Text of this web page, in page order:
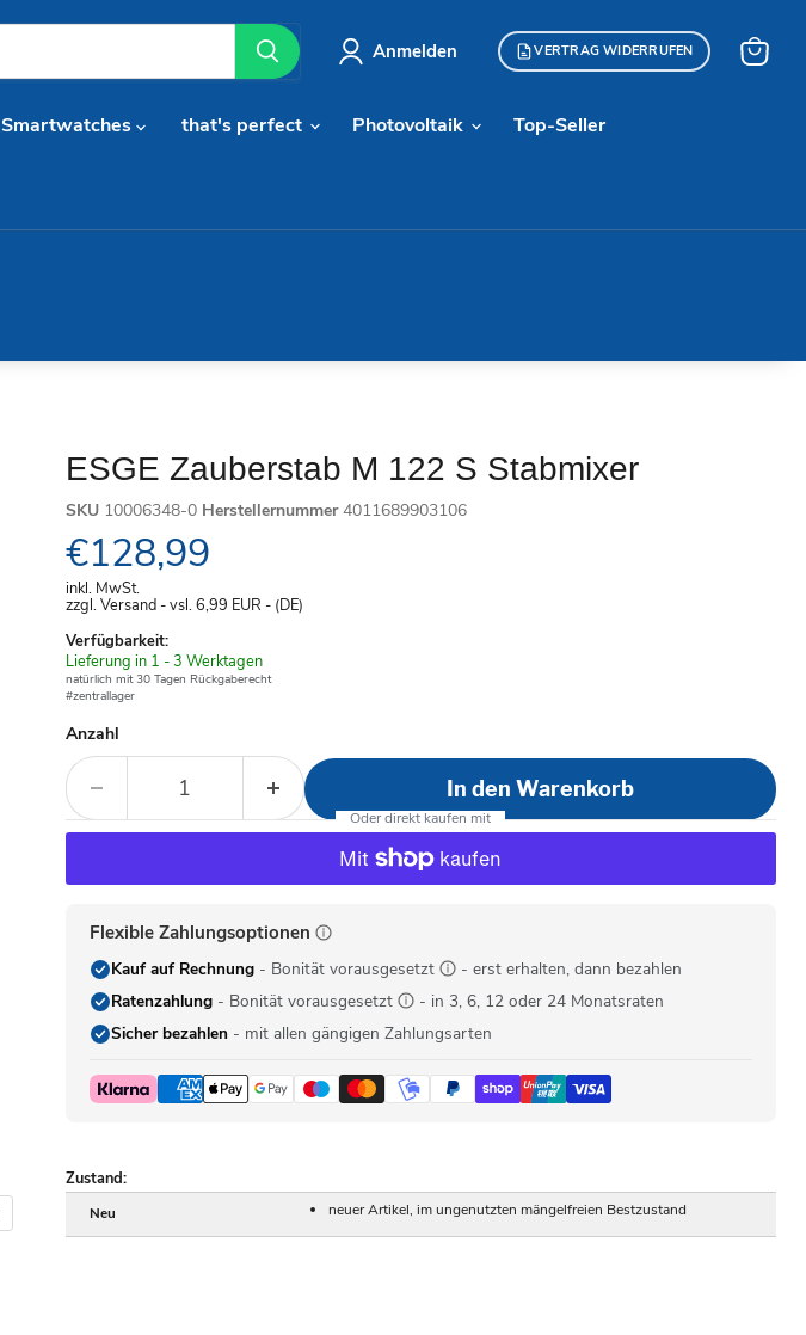
Anmelden VERTRAG WIDERRUFEN
Smartwatches that's perfect Photovoltaik Top-Seller
ESGE Zauberstab M 122 S Stabmixer
SKU 10006348-0 Herstellernummer 4011689903106
Aktueller Preis
€128,99
inkl. MwSt.
zzgl. Versand - vsl. 6,99 EUR - (DE)
Verfügbarkeit:
Verfügbar
-
Lieferung in 1 - 3 Werktagen
natürlich mit 30 Tagen Rückgaberecht
#zentrallager
Anzahl
In den Warenkorb
Flexible Zahlungsoptionen
Kauf auf Rechnung- Bonität vorausgesetzt
- erst erhalten, dann bezahlen
Ratenzahlung- Bonität vorausgesetzt
- in 3, 6, 12 oder 24 Monatsraten
Sicher bezahlen- mit allen gängigen Zahlungsarten
Zustand:
Neu neuer Artikel, im ungenutzten mängelfreien Bestzustand